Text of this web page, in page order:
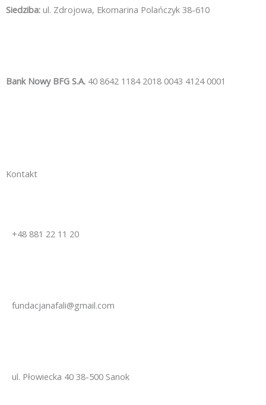
Siedziba: ul. Zdrojowa, Ekomarina Polańczyk 38-610
Bank Nowy BFG S.A. 40 8642 1184 2018 0043 4124 0001
f
Kontakt
+48 881 22 11 20
fundacjanafali@gmail.com
ul. Płowiecka 40 38-500 Sanok